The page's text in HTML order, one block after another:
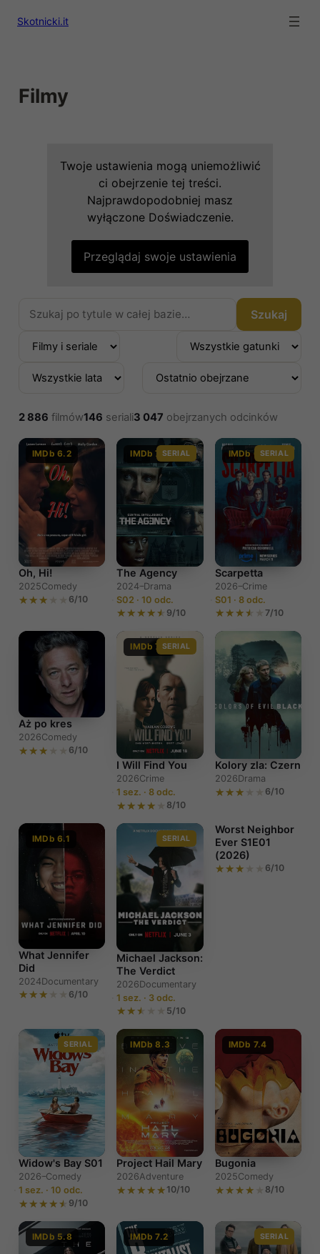
Skotnicki.it
Filmy
Twoje ustawienia mogą uniemożliwić
ci obejrzenie tej treści.
Najprawdopodobniej masz
wyłączone Doświadczenie.
Przeglądaj swoje ustawienia
Szukaj
2 886 filmów146 seriali3 047 obejrzanych odcinków
IMDb 6.2
Oh, Hi!
2025Comedy
6/10
IMDb 7.4SERIAL
The Agency
2024–Drama
S02 · 10 odc.
9/10
IMDb 6.0SERIAL
Scarpetta
2026–Crime
S01 · 8 odc.
7/10
Aż po kres
2026Comedy
6/10
IMDb 7.2SERIAL
I Will Find You
2026Crime
1 sez. · 8 odc.
8/10
Kolory zla: Czern
2026Drama
6/10
IMDb 6.1
What Jennifer
Did
2024Documentary
6/10
SERIAL
Michael Jackson:
The Verdict
2026Documentary
1 sez. · 3 odc.
5/10
Worst Neighbor
Ever S1E01
(2026)
6/10
SERIAL
Widow's Bay S01
2026–Comedy
1 sez. · 10 odc.
9/10
IMDb 8.3
Project Hail Mary
2026Adventure
10/10
IMDb 7.4
Bugonia
2025Comedy
8/10
IMDb 5.8 IMDb 7.2 SERIAL